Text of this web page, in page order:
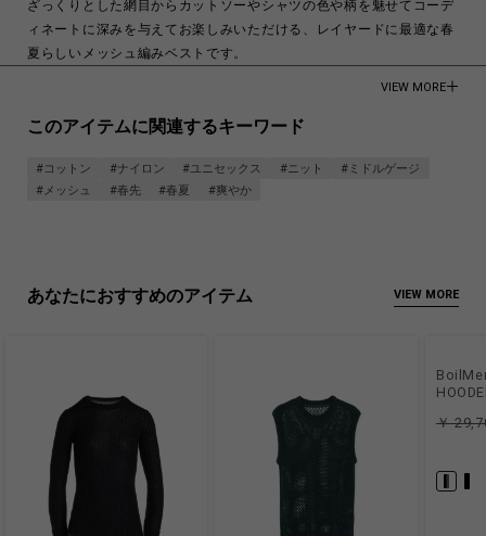
ざっくりとした網目からカットソーやシャツの色や柄を魅せてコーデ
ィネートに深みを与えてお楽しみいただける、レイヤードに最適な春
夏らしいメッシュ編みベストです。
レディースモデル身長:172cm
POLYAMIDE 30%
VIEW MORE
このアイテムに関連するキーワード
#コットン #ナイロン #ユニセックス #ニット
#ミドルゲージ
#メッシュ
#春先 #春夏 #爽やか
あなたにおすすめのアイテム VIEW MORE
￥